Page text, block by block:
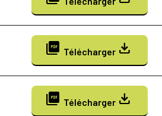
picture_as_pdf Télécharger download
picture_as_pdf Télécharger download